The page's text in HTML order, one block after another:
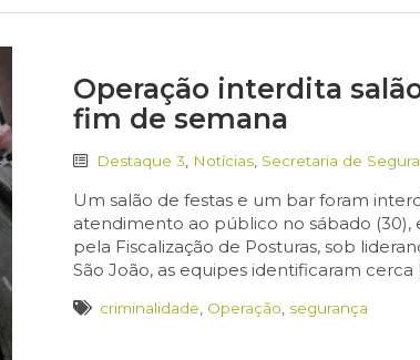
Operação interdita
fim de semana
Destaque 3 Notícias Secretaria de
Um salão de festas e um bar foram
atendimento ao público no sábado (30),
pela Fiscalização de Posturas, sob
São João, as equipes identificaram cerca
criminalidade Operação segurança